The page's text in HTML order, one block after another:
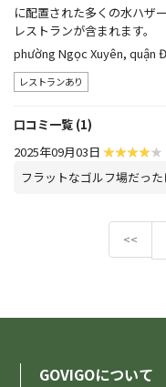
に配置された多くの水ハザ
レストランが含まれます。
phường Ngọc Xuyên, quận
レストランあり
口コミ一覧 (1)
2025年09月03日
フラットなゴルフ場だっ
<<
GOVIGOについて